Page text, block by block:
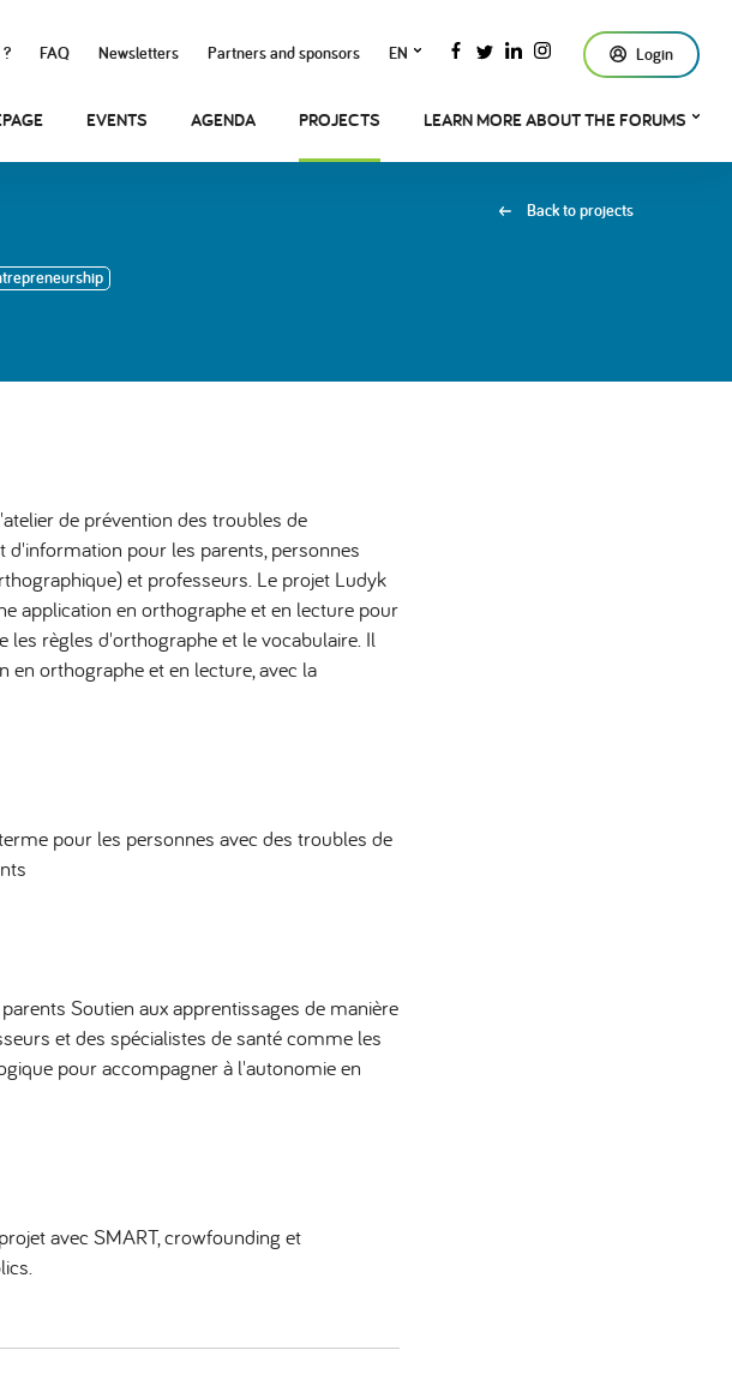
FAQ Newsletters Partners and sponsors EN Login
EVENTS AGENDA PROJECTS LEARN MORE ABOUT THE FORUMS
Back to projects
de prévention des troubles de
pour les parents, personnes
et professeurs. Le projet Ludyk
application en orthographe et en lecture pour
règles d'orthographe et le vocabulaire. Il
en orthographe et en lecture, avec la
pour les personnes avec des troubles de
Soutien aux apprentissages de manière
et des spécialistes de santé comme les
pour accompagner à l'autonomie en
avec SMART, crowfounding et